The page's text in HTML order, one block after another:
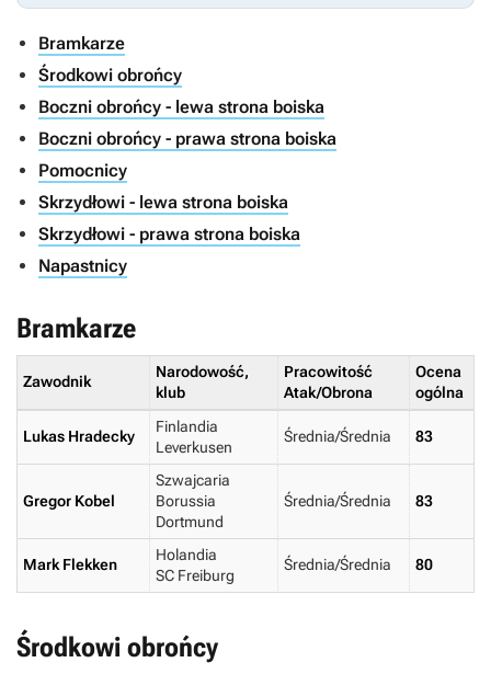
Bramkarze
Środkowi obrońcy
Boczni obrońcy - lewa strona boiska
Boczni obrońcy - prawa strona boiska
Pomocnicy
Skrzydłowi - lewa strona boiska
Skrzydłowi - prawa strona boiska
Napastnicy
Bramkarze
Zawodnik
Narodowość,
klub
Pracowitość
Atak/Obrona
Ocena
ogólna
Lukas Hradecky
Finlandia
Leverkusen
Średnia/Średnia 83
Gregor Kobel
Szwajcaria
Borussia
Dortmund
Średnia/Średnia 83
Mark Flekken
Holandia
SC Freiburg
Średnia/Średnia 80
Środkowi obrońcy